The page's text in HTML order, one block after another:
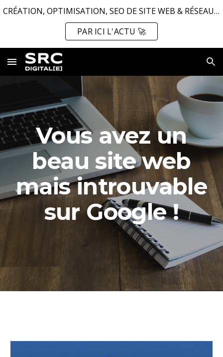
CRÉATION, OPTIMISATION, SEO DE SITE WEB & RÉSEAUX SOCIAUX ...
PAR ICI L'ACTU 🚀
Vous avez un
beau site web
mais introuvable
sur Google !